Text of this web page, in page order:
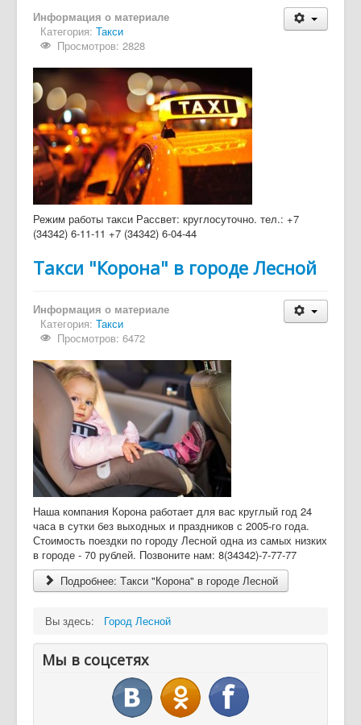
Информация о материале
Категория: Такси
Просмотров: 2828
Режим работы такси Рассвет: круглосуточно. тел.: +7
(34342) 6-11-11 +7 (34342) 6-04-44
Tакси "Корона" в городе Лесной
Информация о материале
Категория: Такси
Просмотров: 6472
Наша компания Корона работает для вас круглый год 24
часа в сутки без выходных и праздников с 2005-го года.
Стоимость поездки по городу Лесной одна из самых низких
в городе - 70 рублей. Позвоните нам: 8(34342)-7-77-77
Подробнее: Tакси "Корона" в городе Лесной
Вы здесь: Город Лесной
Мы в соцсетях